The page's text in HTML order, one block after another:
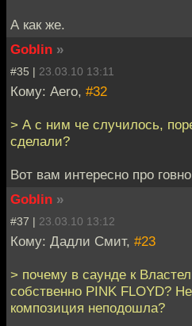
А как же.
Goblin »
#35 | 23.03.10 13:11
Кому: Aero, #32
> А с ним че случилось,
сделали?
Вот вам интересно про
Goblin »
#37 | 23.03.10 13:12
Кому: Дадли Смит, #23
> почему в саунде к
собственно PINK FLOYD?
композиция неподошла?